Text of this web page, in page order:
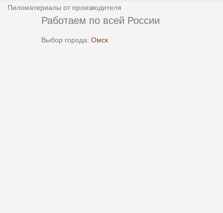
Пиломатериалы от производителя
Работаем по всей России
Выбор города: Омск